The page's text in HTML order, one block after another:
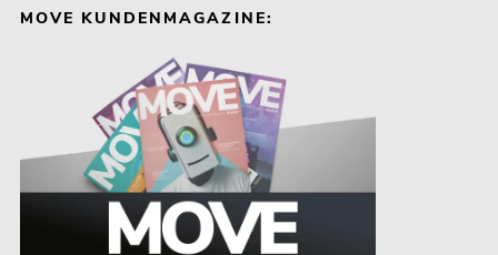
MOVE KUNDENMAGAZINE: